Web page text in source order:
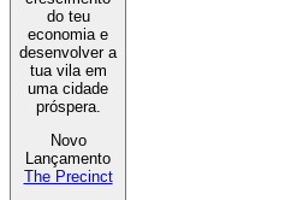
do teu
economia e
desenvolver a
tua vila em
uma cidade
próspera.
Novo
Lançamento
The Precinct